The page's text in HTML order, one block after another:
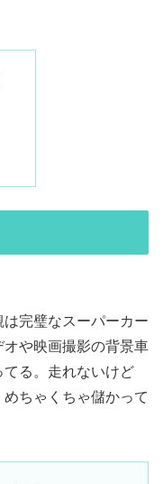
完璧なスーパーカー
や映画撮影の背景車
る。走れないけど
めちゃくちゃ儲かって